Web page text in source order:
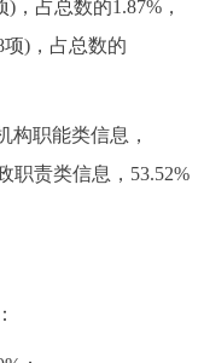
，占总数的1.87%，
项)，占总数的
职能类信息，
职责类信息，53.52%